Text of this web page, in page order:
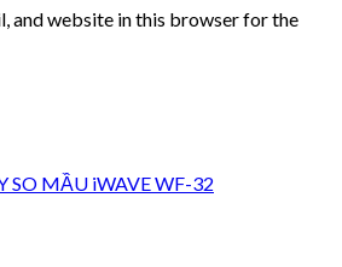
and website in this browser for the